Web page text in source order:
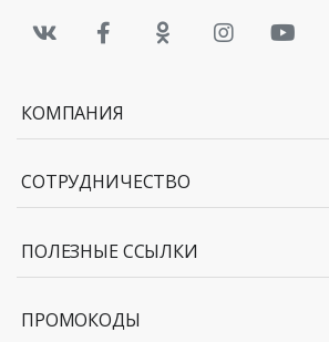
КОМПАНИЯ
СОТРУДНИЧЕСТВО
ПОЛЕЗНЫЕ ССЫЛКИ
ПРОМОКОДЫ